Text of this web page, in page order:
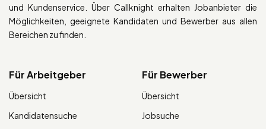
und Kundenservice. Über Callknight erhalten Jobanbieter die
Möglichkeiten, geeignete Kandidaten und Bewerber aus allen
Bereichen zu finden.
Für Arbeitgeber
Übersicht
Kandidatensuche
Für Bewerber
Übersicht
Jobsuche